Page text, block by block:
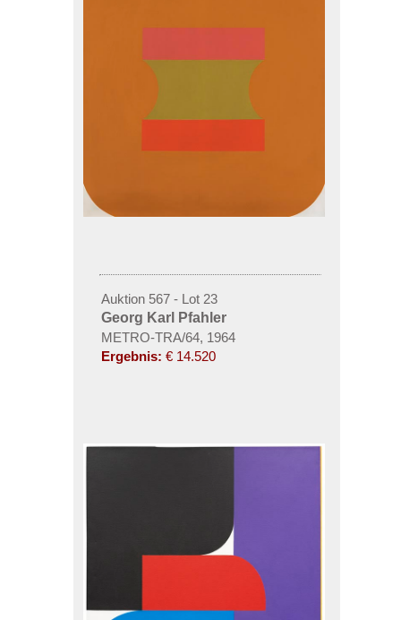
Auktion 567 - Lot 23
Georg Karl Pfahler
METRO-TRA/64, 1964
Ergebnis: € 14.520